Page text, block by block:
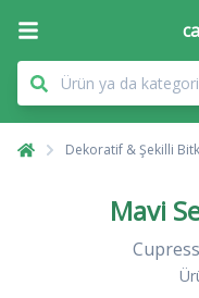
Dekoratif & Şekilli
Mavi